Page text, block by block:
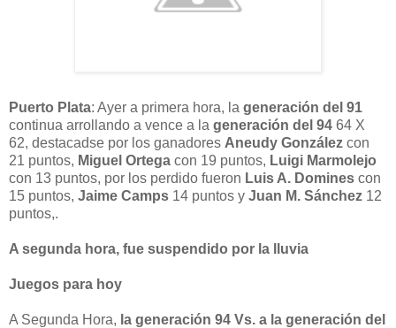
Puerto Plata: Ayer a primera hora, la generación del 91
continua arrollando a vence a la generación del 94 64 X
62, destacadse por los ganadores Aneudy González con
21 puntos, Miguel Ortega con 19 puntos, Luigi Marmolejo
con 13 puntos, por los perdido fueron Luis A. Domines con
15 puntos, Jaime Camps 14 puntos y Juan M. Sánchez 12
puntos,.
A segunda hora, fue suspendido por la lluvia
Juegos para hoy
A Segunda Hora, la generación 94 Vs. a la generación del